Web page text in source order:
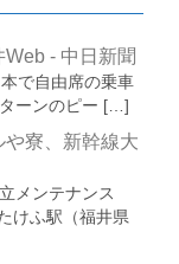
- 中日新聞
で自由席の乗車
ーンのピー […]
寮、新幹線大
メンテナンス
けふ駅（福井県